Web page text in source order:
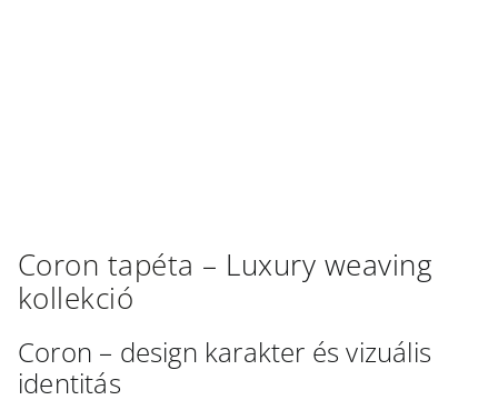
Coron tapéta – Luxury weaving
kollekció
Coron – design karakter és vizuális
identitás